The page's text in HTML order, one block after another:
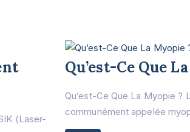
(Laser-
Qu’est-Ce Que
Qu’est-Ce Que La Myopie ?
communément appelée